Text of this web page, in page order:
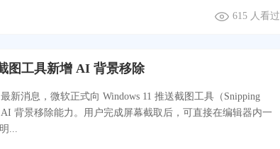
615 人看过
图工具新增 AI 背景移除
新消息，微软正式向 Windows 11 推送截图工具（Snipping
背景移除能力。用户完成屏幕截取后，可直接在编辑器内一
...